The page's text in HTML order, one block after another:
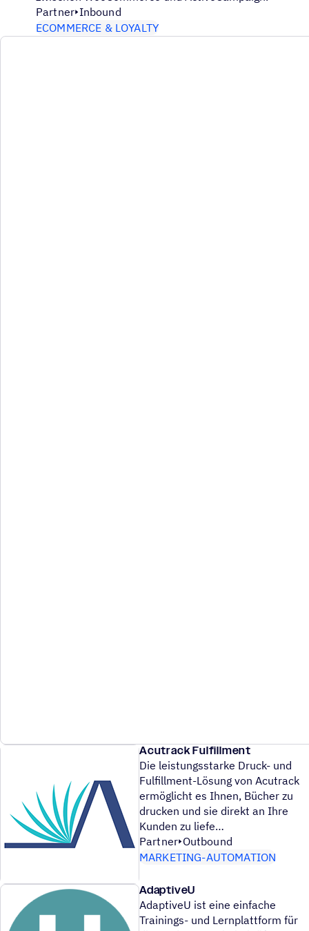
Partner Inbound
ECOMMERCE & LOYALTY
Acutrack Fulfillment
Die leistungsstarke Druck- und
Fulfillment-Lösung von Acutrack
ermöglicht es Ihnen, Bücher zu
drucken und sie direkt an Ihre
Kunden zu liefe
Partner Outbound
MARKETING-AUTOMATION
AdaptiveU
AdaptiveU ist eine einfache
Trainings- und Lernplattform für